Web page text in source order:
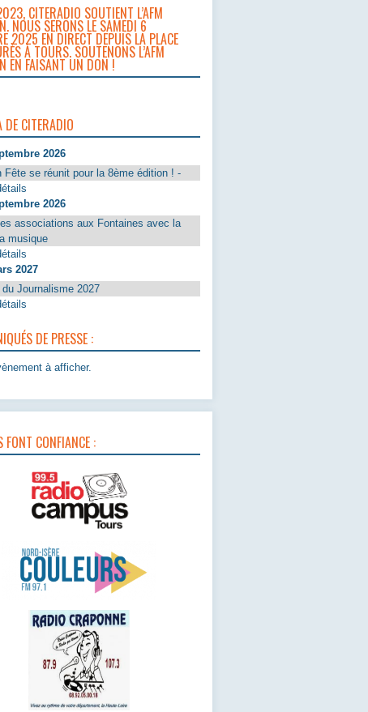
CITERADIO SOUTIENT L’AFM
NOUS SERONS LE SAMEDI 6
2025 EN DIRECT DEPUIS LA PLACE
À TOURS. SOUTENONS L’AFM
EN FAISANT UN DON !
DE CITERADIO
2026
Fête se réunit pour la 8ème édition ! -
2026
associations aux Fontaines avec la
musique
2027
Journalisme 2027
DE PRESSE :
à afficher.
FONT CONFIANCE :